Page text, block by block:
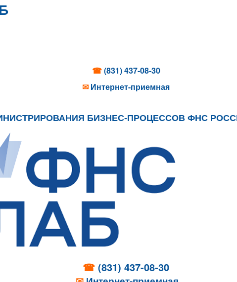
☎(831) 437-08-30
✉ Интернет-приемная
БИЗНЕС-ПРОЦЕССОВ ФНС
☎ (831) 437-08-30